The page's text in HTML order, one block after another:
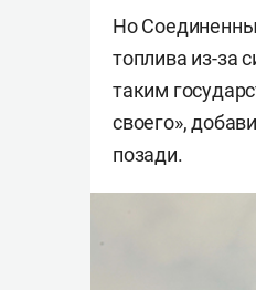
Но
топлива из-за
таким
своего»,
позади.